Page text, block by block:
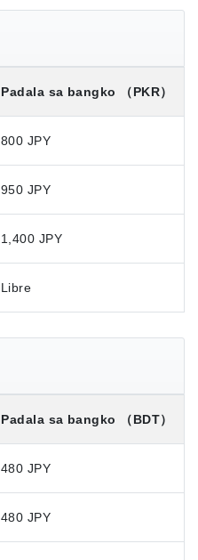
Padala sa bangko （PKR）
800 JPY
950 JPY
1,400 JPY
Libre
Padala sa bangko （BDT）
480 JPY
480 JPY